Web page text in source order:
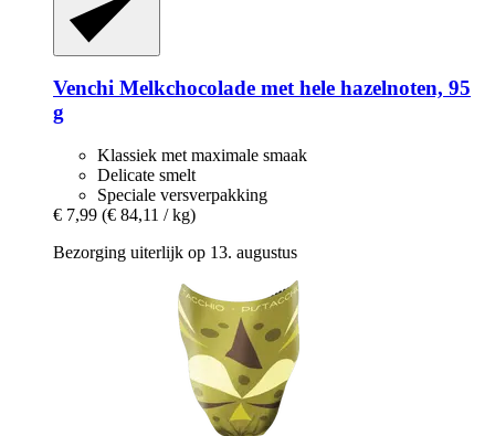
Venchi Melkchocolade met hele hazelnoten, 95
g
Klassiek met maximale smaak
Delicate smelt
Speciale versverpakking
€ 7,99 (€ 84,11 / kg)
Bezorging uiterlijk op 13. augustus